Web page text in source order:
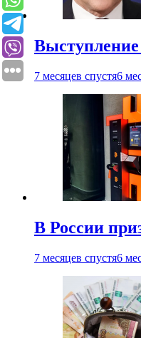
7 месяцев спустя6
В России
7 месяцев спустя6